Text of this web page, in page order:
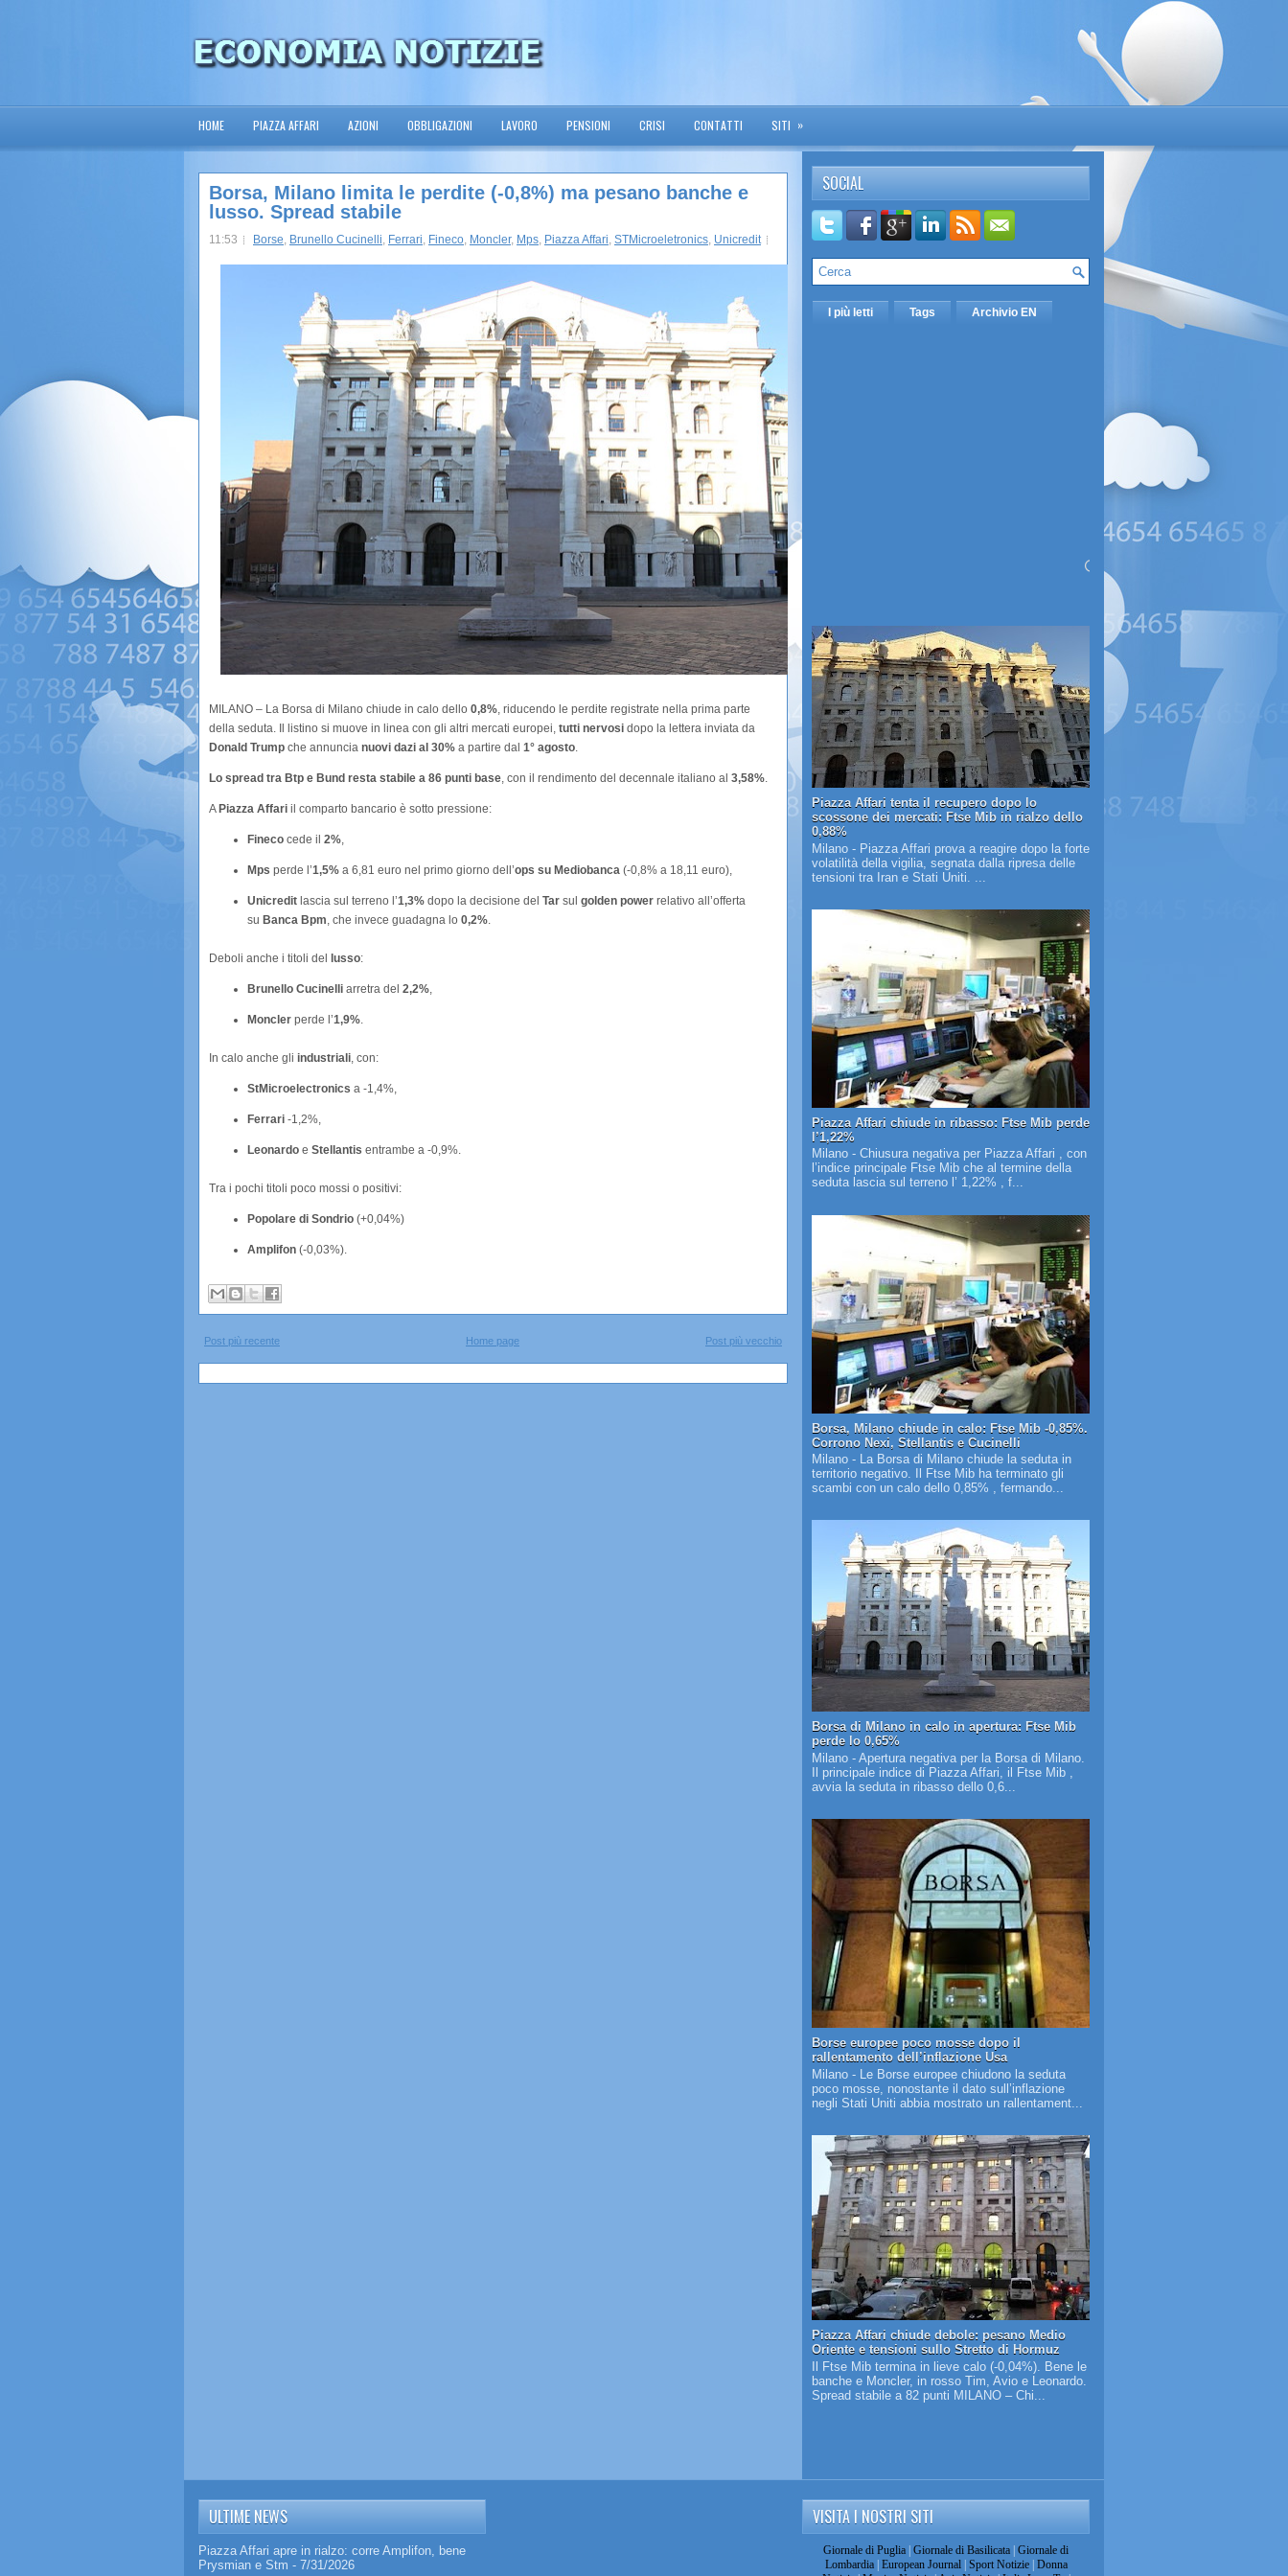
HOME PIAZZA AFFARI AZIONI OBBLIGAZIONI LAVORO PENSIONI CRISI CONTATTI SITI »
Borsa, Milano limita le perdite (-0,8%) ma pesano banche e
lusso. Spread stabile
11:53 Borse, Brunello Cucinelli, Ferrari, Fineco, Moncler, Mps, Piazza Affari, STMicroeletronics, Unicredit
MILANO – La Borsa di Milano chiude in calo dello 0,8%, riducendo le perdite registrate nella prima parte
della seduta. Il listino si muove in linea con gli altri mercati europei, tutti nervosi dopo la lettera inviata da
Donald Trump che annuncia nuovi dazi al 30% a partire dal 1° agosto.
Lo spread tra Btp e Bund resta stabile a 86 punti base, con il rendimento del decennale italiano al 3,58%.
A Piazza Affari il comparto bancario è sotto pressione:
Fineco cede il 2%,
Mps perde l’1,5% a 6,81 euro nel primo giorno dell’ops su Mediobanca (-0,8% a 18,11 euro),
Unicredit lascia sul terreno l’1,3% dopo la decisione del Tar sul golden power relativo all’offerta
su Banca Bpm, che invece guadagna lo 0,2%.
Deboli anche i titoli del lusso:
Brunello Cucinelli arretra del 2,2%,
Moncler perde l’1,9%.
In calo anche gli industriali, con:
StMicroelectronics a -1,4%,
Ferrari -1,2%,
Leonardo e Stellantis entrambe a -0,9%.
Tra i pochi titoli poco mossi o positivi:
Popolare di Sondrio (+0,04%)
Amplifon (-0,03%).
Post più recente Post più vecchio
Home page
SOCIAL
I più letti Tags Archivio EN
Piazza Affari tenta il recupero dopo lo
scossone dei mercati: Ftse Mib in rialzo dello
0,88%
Milano - Piazza Affari prova a reagire dopo la forte
volatilità della vigilia, segnata dalla ripresa delle
tensioni tra Iran e Stati Uniti. ...
Piazza Affari chiude in ribasso: Ftse Mib perde
l’1,22%
Milano - Chiusura negativa per Piazza Affari , con
l’indice principale Ftse Mib che al termine della
seduta lascia sul terreno l’ 1,22% , f...
Borsa, Milano chiude in calo: Ftse Mib -0,85%.
Corrono Nexi, Stellantis e Cucinelli
Milano - La Borsa di Milano chiude la seduta in
territorio negativo. Il Ftse Mib ha terminato gli
scambi con un calo dello 0,85% , fermando...
Borsa di Milano in calo in apertura: Ftse Mib
perde lo 0,65%
Milano - Apertura negativa per la Borsa di Milano.
Il principale indice di Piazza Affari, il Ftse Mib ,
avvia la seduta in ribasso dello 0,6...
Borse europee poco mosse dopo il
rallentamento dell’inflazione Usa
Milano - Le Borse europee chiudono la seduta
poco mosse, nonostante il dato sull’inflazione
negli Stati Uniti abbia mostrato un rallentament...
Piazza Affari chiude debole: pesano Medio
Oriente e tensioni sullo Stretto di Hormuz
Il Ftse Mib termina in lieve calo (-0,04%). Bene le
banche e Moncler, in rosso Tim, Avio e Leonardo.
Spread stabile a 82 punti MILANO – Chi...
ULTIME NEWS
Piazza Affari apre in rialzo: corre Amplifon, bene
Prysmian e Stm - 7/31/2026
VISITA I NOSTRI SITI
Giornale di Puglia | Giornale di Basilicata | Giornale di
Lombardia| European Journal| Sport Notizie| Donna